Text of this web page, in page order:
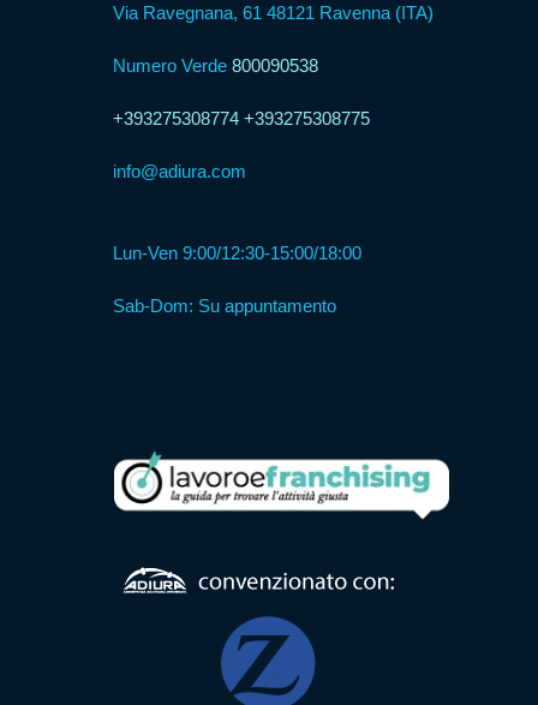
Via Ravegnana, 61 48121 Ravenna (ITA)
Numero Verde 800090538
+393275308774 +393275308775
info@adiura.com
Lun-Ven 9:00/12:30-15:00/18:00
Sab-Dom: Su appuntamento